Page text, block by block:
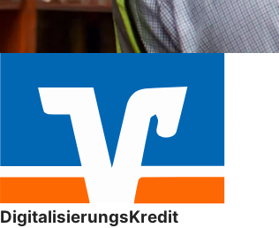
DigitalisierungsKredit